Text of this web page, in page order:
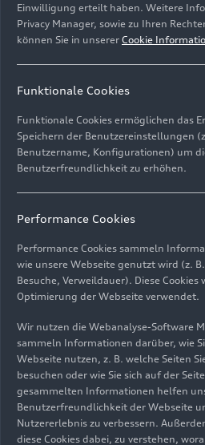
Bild-Nr: A233769 · Copyright:
Rechte: Verwendung für
ImpressumRechtliches
Informationen zur
© 2026 AUDI AG. Alle Rechte
EN
Die Angaben zu Kraftstoffverbrauch,
Emissionen und elektrischer
gesetzlich vorgeschriebenen
Harmonized Light Vehicles Test
Verordnung (EG) 715/2007 ermittelt.
Zubehör (Anbauteile, Reifenformat
Einwilligung erteilt haben. Weitere
Privacy Manager, sowie zu Ihren
können Sie in unserer Cookie
Funktionale Cookies
Funktionale Cookies ermöglichen das
Speichern der Benutzereinstellungen
Benutzername, Konfigurationen) um
Benutzerfreundlichkeit zu erhöhen.
Performance Cookies
Performance Cookies sammeln
wie unsere Webseite genutzt wird (z.
Besuche, Verweildauer). Diese Cookies
Optimierung der Webseite verwendet.
Wir nutzen die Webanalyse-Software
sammeln Informationen darüber, wie
Webseite nutzen, z. B. welche Seiten
besuchen oder wie Sie sich auf der
gesammelten Informationen helfen
Benutzerfreundlichkeit der Webseite
Nutzererlebnis zu verbessern.
diese Cookies dabei, zu verstehen,